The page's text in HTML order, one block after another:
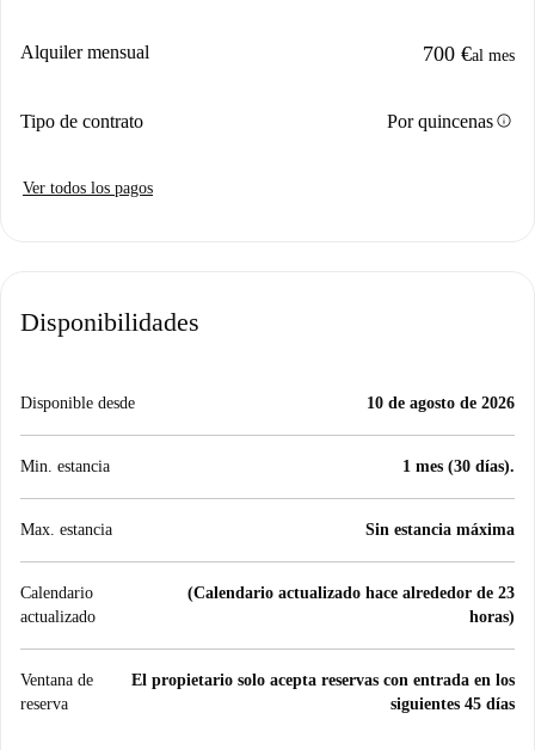
Alquiler mensual 700 €al mes
Tipo de contrato Por quincenasinfo
Ver todos los pagos
Disponibilidades
Disponible desde 10 de agosto de 2026
Min. estancia 1 mes (30 días).
Max. estancia Sin estancia máxima
Calendario
actualizado
(Calendario actualizado hace alrededor de 23
horas)
Ventana de
reserva
El propietario solo acepta reservas con entrada en los
siguientes 45 días